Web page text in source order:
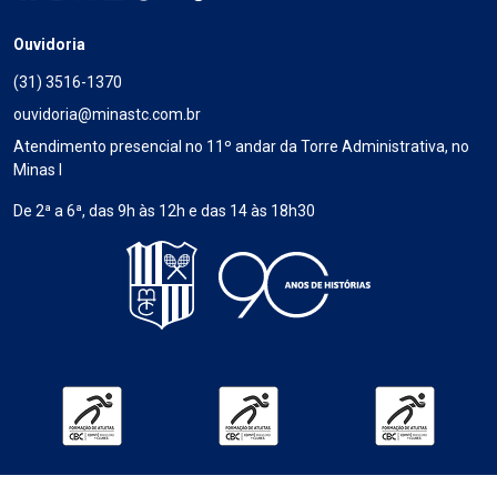
Ouvidoria
(31) 3516-1370
ouvidoria@minastc.com.br
Atendimento presencial no 11º andar da Torre Administrativa, no
Minas I
De 2ª a 6ª, das 9h às 12h e das 14 às 18h30